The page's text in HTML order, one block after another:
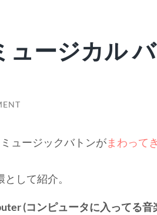
ージカル
ュージックバトンがまわって
して紹介。
(コンピュータに入ってる音